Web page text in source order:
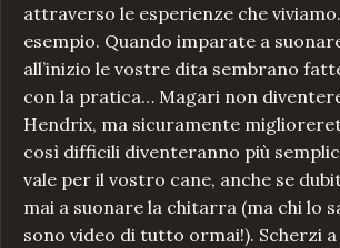
attraverso le esperienze che
esempio. Quando imparate a
all’inizio le vostre dita sembrano
con la pratica… Magari non
Hendrix, ma sicuramente
così difficili diventeranno più
vale per il vostro cane, anche se
mai a suonare la chitarra (ma chi lo
sono video di tutto ormai!). Scherzi